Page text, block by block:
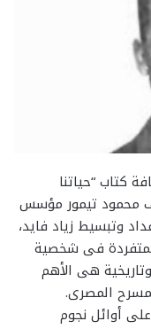
كتاب “حياتنا
محمود تيمور مؤسس
وتبسيط زياد فايد،
فى شخصية
هى الأهم
المصرى.
أوائل نجوم